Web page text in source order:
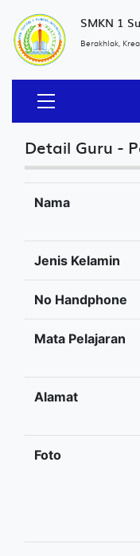
SMKN 1
Berakhlak,
Detail Guru -
Nama
Jenis Kelamin
No Handphone
Mata Pelajaran
Alamat
Foto